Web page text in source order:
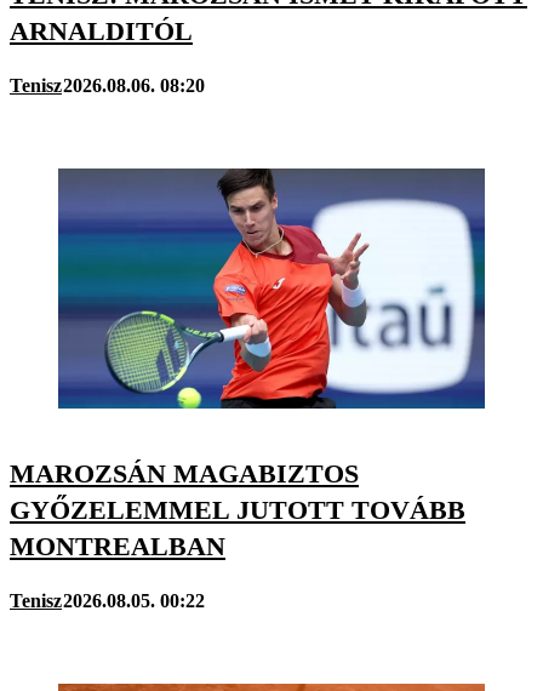
ARNALDITÓL
Tenisz2026.08.06. 08:20
MAROZSÁN MAGABIZTOS
GYŐZELEMMEL JUTOTT TOVÁBB
MONTREALBAN
Tenisz2026.08.05. 00:22